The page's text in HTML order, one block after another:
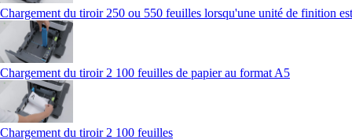
Chargement du tiroir 250 ou 550 feuilles lorsqu'une unité de finition
Chargement du tiroir 2 100 feuilles de papier au format A5
Chargement du tiroir 2 100 feuilles